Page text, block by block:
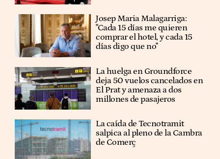
​​Josep Maria Malagarriga:
"Cada 15 días me quieren
comprar el hotel, y cada 15
días digo que no"
La huelga en Groundforce
deja 50 vuelos cancelados en
El Prat y amenaza a dos
millones de pasajeros
La caída de Tecnotramit
salpica al pleno de la Cambra
de Comerç